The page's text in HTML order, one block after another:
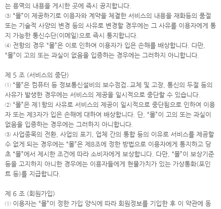
는 용역의 내용을 게시한 곳에 즉시 공지합니다.
③ “몰”이 제공하기로 이용자와 계약을 체결한 서비스의 내용을 재화등의 품절
또는 기술적 사양의 변경 등의 사유로 변경할 경우에는 그 사유를 이용자에게 통
지 가능한 통신수단(이메일)으로 즉시 통지합니다.
④ 전항의 경우 “몰”은 이로 인하여 이용자가 입은 손해를 배상합니다. 다만,
“몰”이 고의 또는 과실이 없음을 입증하는 경우에는 그러하지 아니합니다.
제 5 조 (서비스의 중단)
① “몰”은 컴퓨터 등 정보통신설비의 보수점검․교체 및 고장, 통신의 두절 등의
사유가 발생한 경우에는 서비스의 제공을 일시적으로 중단할 수 있습니다.
② “몰”은 제1항의 사유로 서비스의 제공이 일시적으로 중단됨으로 인하여 이용
자 또는 제3자가 입은 손해에 대하여 배상합니다. 단, “몰”이 고의 또는 과실이
없음을 입증하는 경우에는 그러하지 아니합니다.
③ 사업종목의 전환, 사업의 포기, 업체 간의 통합 등의 이유로 서비스를 제공할
수 없게 되는 경우에는 “몰”은 제8조에 정한 방법으로 이용자에게 통지하고 당
초 “몰”에서 제시한 조건에 따라 소비자에게 보상합니다. 다만, “몰”이 보상기준
등을 고지하지 아니한 경우에는 이용자들에게 현물가치가 있는 가상통화(포인
트 등)를 지급합니다.
제 6 조 (회원가입)
① 이용자는 “몰”이 정한 가입 양식에 따라 회원정보를 기입한 후 이 약관에 동